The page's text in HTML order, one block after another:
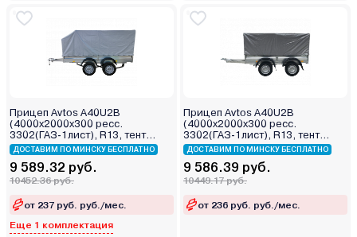
Прицеп Avtos A40U2B
(4000х2000х300 ресс.
3302(ГАЗ-1лист), R13, тент
1200мм Аэро 2ос)
ДОСТАВИМ ПО МИНСКУ БЕСПЛАТНО
9 589.32 руб.
10452.36 руб.
от 237 руб. руб./мес.
Еще 1 комплектация
Прицеп Avtos A40U2B
(4000х2000х300 ресс.
3302(ГАЗ-1лист), R13, тент
1200мм 2ос)
ДОСТАВИМ ПО МИНСКУ БЕСПЛАТНО
9 586.39 руб.
10449.17 руб.
от 236 руб. руб./мес.